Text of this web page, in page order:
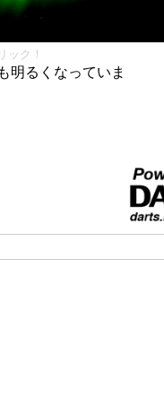
ック！
明るくなっていま